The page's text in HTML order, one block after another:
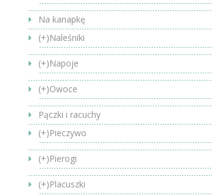
Na kanapkę
(+)Naleśniki
(+)Napoje
(+)Owoce
Pączki i racuchy
(+)Pieczywo
(+)Pierogi
(+)Placuszki